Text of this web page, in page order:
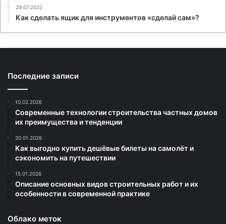
29.07.2022
Как сделать ящик для инструментов «сделай сам»?
Последние записи
10.02.2026
Современные технологии строительства частных домов
их преимущества и тенденции
30.01.2026
Как выгодно купить дешёвые билеты на самолёт и
сэкономить на путешествии
15.01.2026
Описание основных видов строительных работ и их
особенности в современной практике
Облако меток